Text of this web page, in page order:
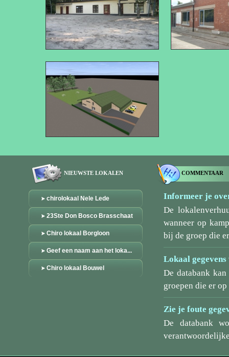
NIEUWSTE LOKALEN
chirolokaal Nele Lede
23Ste Don Bosco Brasschaat
Chiro lokaal Borgloon
Geef een naam aan het loka...
Chiro lokaal Bouwel
COMMENTAAR
Informeer je
De
wanneer op
bij de groep die
Lokaal
De databank
groepen die er
Zie je foute
De databank